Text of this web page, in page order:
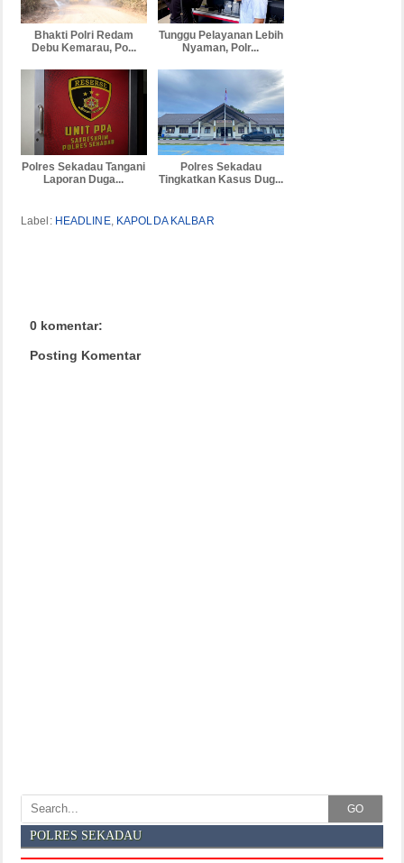
Bhakti Polri Redam
Debu Kemarau, Po...
Tunggu Pelayanan Lebih
Nyaman, Polr...
Polres Sekadau Tangani
Laporan Duga...
Polres Sekadau
Tingkatkan Kasus Dug...
Label: HEADLINE, KAPOLDA KALBAR
0 komentar:
Posting Komentar
GO
POLRES SEKADAU